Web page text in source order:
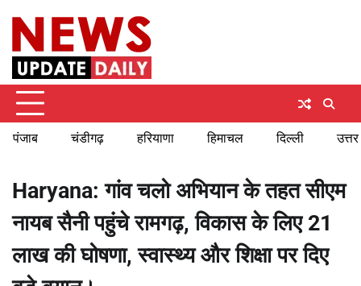
content
पंजाब चंडीगढ़ हरियाणा हिमाचल दिल्ली
Haryana: गांव चलो अभियान के तहत सीएम
नायब सैनी पहुंचे रामगढ़, विकास के लिए 21
लाख की घोषणा, स्वास्थ्य और शिक्षा पर दिए